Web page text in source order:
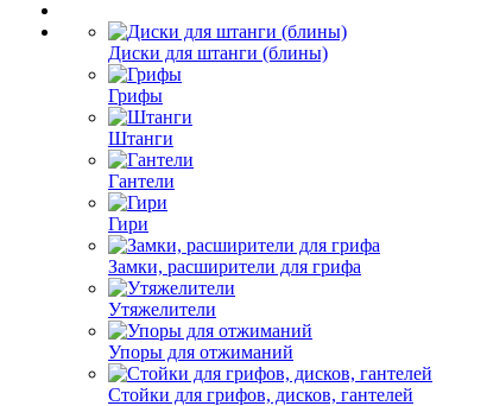
Диски для штанги (блины)
Грифы
Штанги
Гантели
Гири
Замки, расширители для грифа
Утяжелители
Упоры для отжиманий
Стойки для грифов, дисков, гантелей